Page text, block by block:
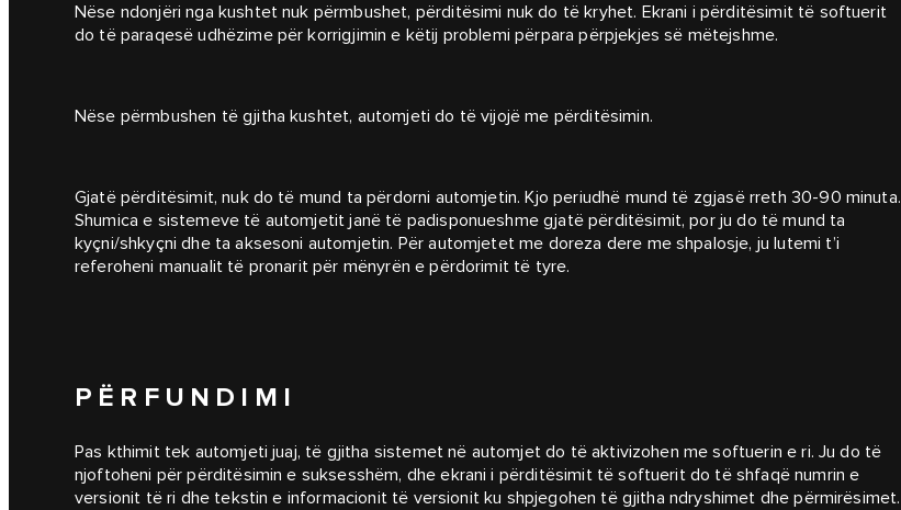
Nëse ndonjëri nga kushtet nuk përmbushet, përditësimi nuk do të kryhet. Ekrani i përditësimit të softuerit
do të paraqesë udhëzime për korrigjimin e këtij problemi përpara përpjekjes së mëtejshme.
Nëse përmbushen të gjitha kushtet, automjeti do të vijojë me përditësimin.
Gjatë përditësimit, nuk do të mund ta përdorni automjetin. Kjo periudhë mund të zgjasë rreth 30-90 minuta.
Shumica e sistemeve të automjetit janë të padisponueshme gjatë përditësimit, por ju do të mund ta
kyçni/shkyçni dhe ta aksesoni automjetin. Për automjetet me doreza dere me shpalosje, ju lutemi t’i
referoheni manualit të pronarit për mënyrën e përdorimit të tyre.
PËRFUNDIMI
Pas kthimit tek automjeti juaj, të gjitha sistemet në automjet do të aktivizohen me softuerin e ri. Ju do të
njoftoheni për përditësimin e suksesshëm, dhe ekrani i përditësimit të softuerit do të shfaqë numrin e
versionit të ri dhe tekstin e informacionit të versionit ku shpjegohen të gjitha ndryshimet dhe përmirësimet.